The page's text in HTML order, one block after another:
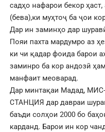
садҳо нафарои бекор
(бева),ки муҳтоҷ ба ҷои
Дар ин заминҳо дар
Пояи пахта мардумро аз
ки чи қадар фоида барои
заминро ба кор андозӣ
манфаит меоварад.
Дар минтақаи Мадад,
СТАНЦИЯ дар давраи
баъди солҳои 2000 бо
карданд. Барои ин кор